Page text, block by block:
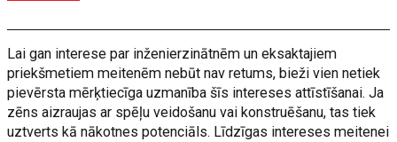
Lai gan interese par inženierzinātnēm un eksaktajiem
priekšmetiem meitenēm nebūt nav retums, bieži vien netiek
pievērsta mērķtiecīga uzmanība šīs intereses attīstīšanai. Ja
zēns aizraujas ar spēļu veidošanu vai konstruēšanu, tas tiek
uztverts kā nākotnes potenciāls. Līdzīgas intereses meitenei